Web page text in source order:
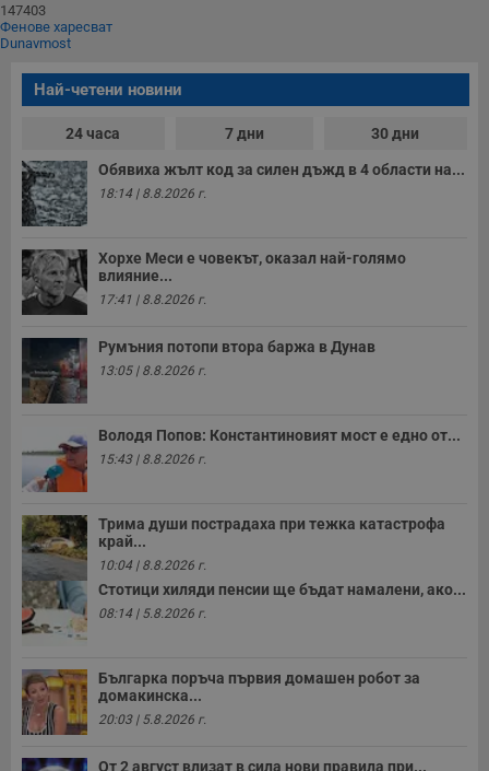
147403
Фенове харесват
Dunavmost
Най-четени новини
24 часа 7 дни 30 дни
Обявиха жълт код за силен дъжд в 4 области на...
18:14 | 8.8.2026 г.
Хорхе Меси е човекът, оказал най-голямо
влияние...
17:41 | 8.8.2026 г.
Румъния потопи втора баржа в Дунав
13:05 | 8.8.2026 г.
Володя Попов: Константиновият мост е едно от...
15:43 | 8.8.2026 г.
Трима души пострадаха при тежка катастрофа
край...
10:04 | 8.8.2026 г.
Стотици хиляди пенсии ще бъдат намалени, ако...
08:14 | 5.8.2026 г.
Българка поръча първия домашен робот за
домакинска...
20:03 | 5.8.2026 г.
От 2 август влизат в сила нови правила при...